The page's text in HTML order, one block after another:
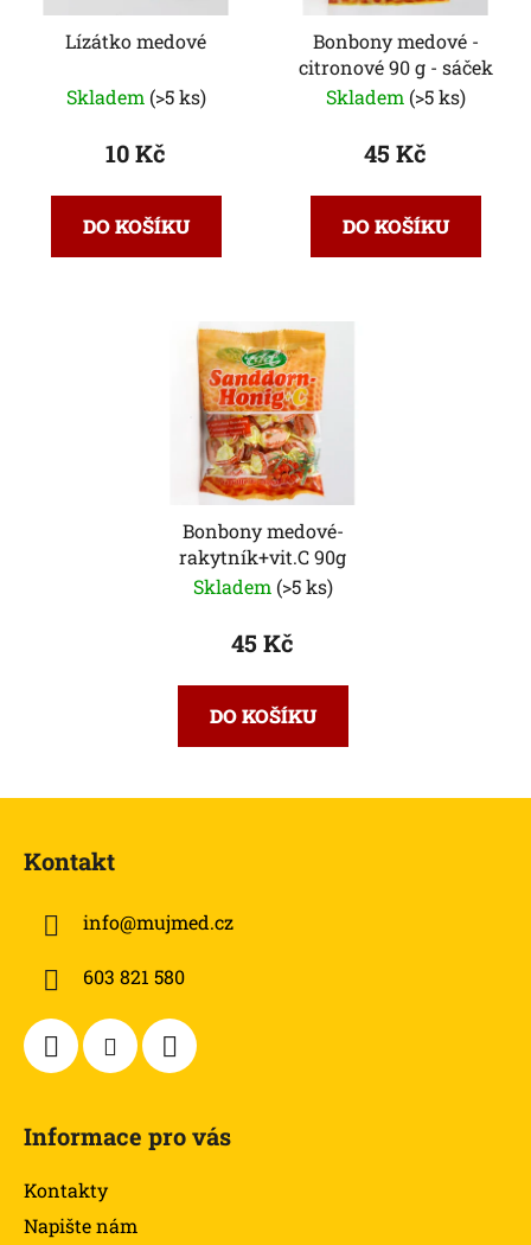
Lízátko medové
Skladem (>5 ks)
10 Kč
DO KOŠÍKU
Bonbony medové -
citronové 90 g - sáček
Skladem (>5 ks)
45 Kč
DO KOŠÍKU
Bonbony medové-
rakytník+vit.C 90g
Skladem (>5 ks)
45 Kč
DO KOŠÍKU
Kontakt
info@mujmed.cz
603 821 580
Informace pro vás
Kontakty
Napište nám